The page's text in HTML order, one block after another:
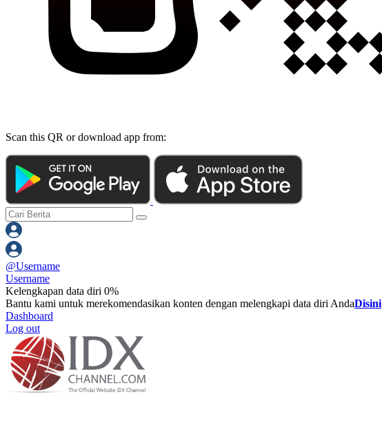
Scan this QR or download app from:
@Username
Username
Kelengkapan data diri 0%
Bantu kami untuk merekomendasikan konten dengan melengkapi data diri AndaDisini
Dashboard
Log out